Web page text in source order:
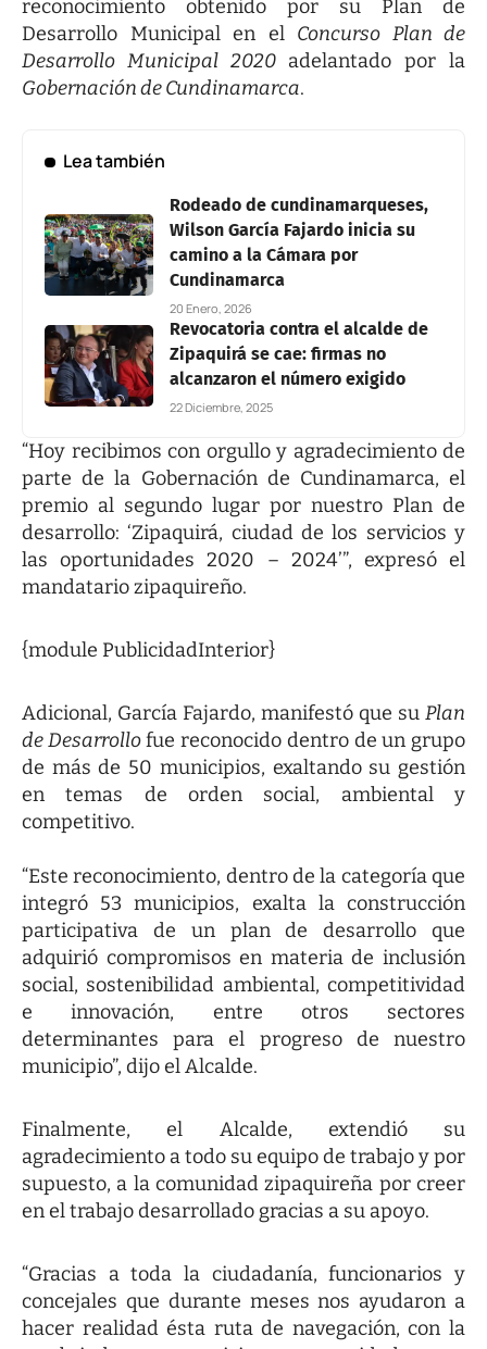
reconocimiento obtenido por su Plan de
Desarrollo Municipal en el Concurso Plan de
Desarrollo Municipal 2020 adelantado por la
Gobernación de Cundinamarca.
Lea también
Rodeado de cundinamarqueses,
Wilson García Fajardo inicia su
camino a la Cámara por
Cundinamarca
20 Enero, 2026
Revocatoria contra el alcalde de
Zipaquirá se cae: firmas no
alcanzaron el número exigido
22 Diciembre, 2025
“Hoy recibimos con orgullo y agradecimiento de
parte de la Gobernación de Cundinamarca, el
premio al segundo lugar por nuestro Plan de
desarrollo: ‘Zipaquirá, ciudad de los servicios y
las oportunidades 2020 – 2024’”, expresó el
mandatario zipaquireño.
{module PublicidadInterior}
Adicional, García Fajardo, manifestó que su Plan
de Desarrollofue reconocido dentro de un grupo
de más de 50 municipios, exaltando su gestión
en temas de orden social, ambiental y
competitivo.
“Este reconocimiento, dentro de la categoría que
integró 53 municipios, exalta la construcción
participativa de un plan de desarrollo que
adquirió compromisos en materia de inclusión
social, sostenibilidad ambiental, competitividad
e innovación, entre otros sectores
determinantes para el progreso de nuestro
municipio”, dijo el Alcalde.
Finalmente, el Alcalde, extendió su
agradecimiento a todo su equipo de trabajo y por
supuesto, a la comunidad zipaquireña por creer
en el trabajo desarrollado gracias a su apoyo.
“Gracias a toda la ciudadanía, funcionarios y
concejales que durante meses nos ayudaron a
hacer realidad ésta ruta de navegación, con la